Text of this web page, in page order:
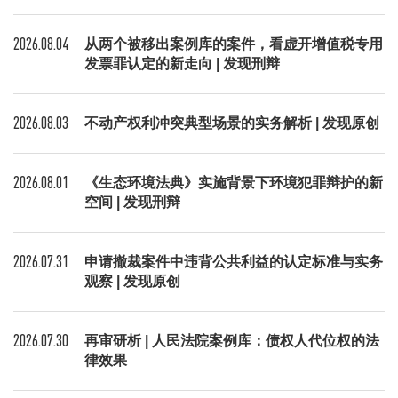
2026.08.04
从两个被移出案例库的案件，看虚开增值税专用
发票罪认定的新走向 | 发现刑辩
2026.08.03 不动产权利冲突典型场景的实务解析 | 发现原创
2026.08.01
《生态环境法典》实施背景下环境犯罪辩护的新
空间 | 发现刑辩
2026.07.31
申请撤裁案件中违背公共利益的认定标准与实务
观察 | 发现原创
2026.07.30
再审研析 | 人民法院案例库：债权人代位权的法
律效果